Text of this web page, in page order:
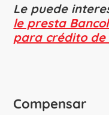
Le puede
le presta
para crédito de
Compensar